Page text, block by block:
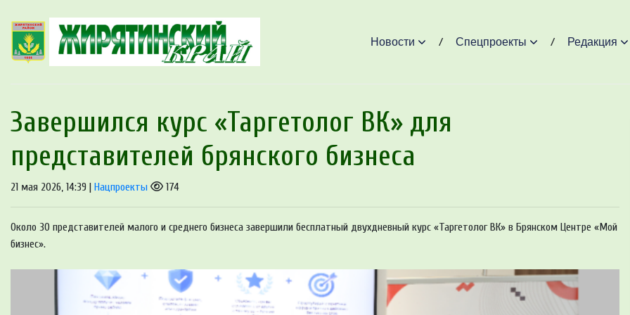
Новости Спецпроекты Редакция
Завершился курс «Таргетолог ВК» для
представителей брянского бизнеса
21 мая 2026, 14:39 | Нацпроекты 174
Около 30 представителей малого и среднего бизнеса завершили бесплатный двухдневный курс «Таргетолог ВК» в Брянском Центре «Мой
бизнес».